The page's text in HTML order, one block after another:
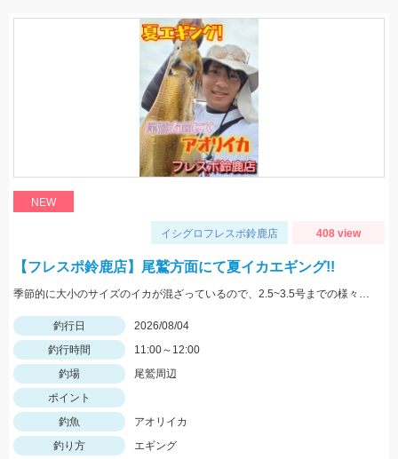
NEW
イシグロフレスポ鈴鹿店 408 view
【フレスポ鈴鹿店】尾鷲方面にて夏イカエギング!!
季節的に大小のサイズのイカが混ざっているので、2.5~3.5号までの様々なサイズを持っていきましょう!!
釣行日
2026/08/04
釣行時間
11:00～12:00
釣場
尾鷲周辺
ポイント
釣魚
アオリイカ
釣り方
エギング